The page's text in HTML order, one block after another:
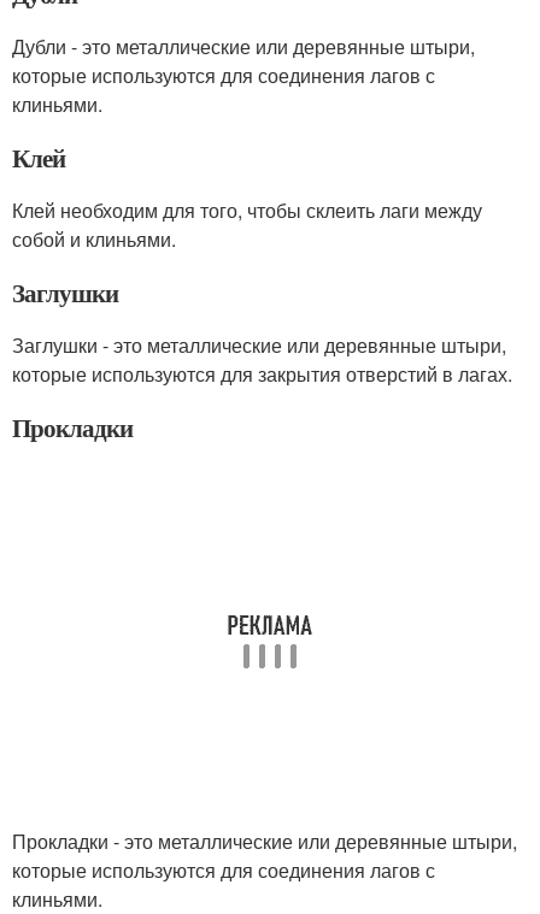
Дубли - это металлические или деревянные штыри,
которые используются для соединения лагов с
клиньями.
Клей
Клей необходим для того, чтобы склеить лаги между
собой и клиньями.
Заглушки
Заглушки - это металлические или деревянные штыри,
которые используются для закрытия отверстий в лагах.
Прокладки
Прокладки - это металлические или деревянные штыри,
которые используются для соединения лагов с
клиньями.